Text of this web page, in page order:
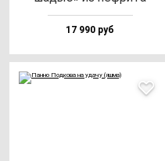
17 990 руб